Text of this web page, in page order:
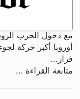
مع دخول الحرب
أوروبا أكبر حركة
فرار...
متابعة القراءة ...